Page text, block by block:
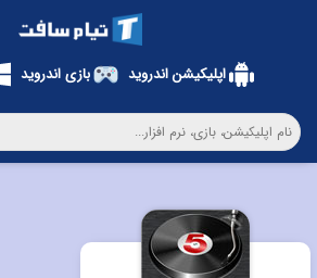
اپلیکیشن اندروید بازی اندروید